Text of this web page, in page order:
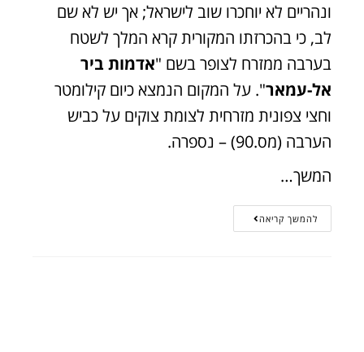
ונהריים לא יוחכרו שוב לישראל; אך יש לא שם
לב, כי בהכרזתו המקורית קרא המלך לשטח
בערבה ממזרח לצופר בשם "אדמות ביר
אל-עמאר". על המקום הנמצא כיום קילומטר
וחצי צפונית מזרחית לצומת צוקים על כביש
הערבה (מס.90) – נספרה.
המשך…
להמשך קריאה